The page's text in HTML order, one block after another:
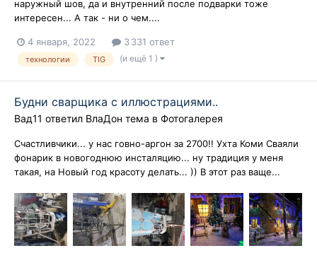
наружный шов, да и внутренний после подварки тоже
интересен... А так - ни о чем....
4 января, 2022 3 331 ответ
технологии TIG (и ещё 1 )
Будни сварщика с иллюстрациями..
Вад11 ответил ВлаДон тема в Фотогалерея
Счастливчики... у нас говно-аргон за 2700!! Ухта Коми Сваяли
фонарик в новогоднюю инсталяцию... ну традиция у меня
такая, на Новый год красоту делать... )) В этот раз ваще...